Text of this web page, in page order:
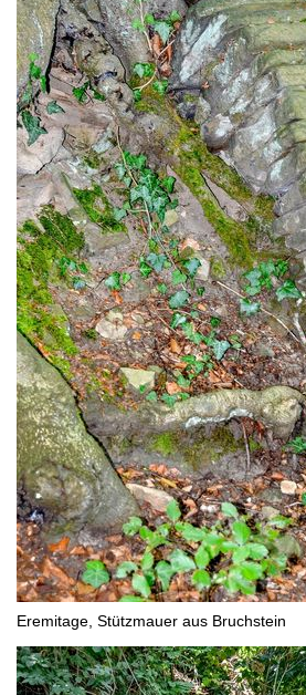
Eremitage, Stützmauer aus Bruchstein